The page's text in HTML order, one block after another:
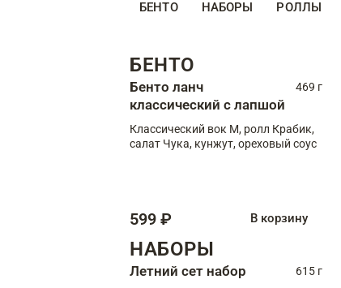
БЕНТО НАБОРЫ РОЛЛЫ
БЕНТО
Бенто ланч
классический с лапшой
469 г
Классический вок М, ролл Крабик,
салат Чука, кунжут, ореховый соус
599 ₽ В корзину
НАБОРЫ
Летний сет набор
615 г